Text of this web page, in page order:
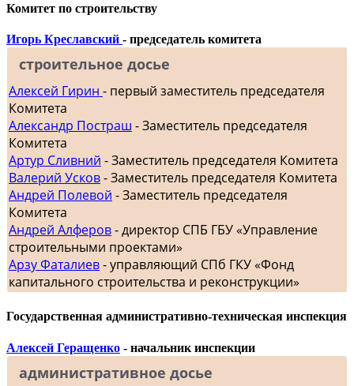
Комитет по строительству
Игорь Креславский - председатель комитета
строительное досье
Алексей Гирин - первый заместитель председателя
Комитета
Александр Постраш - Заместитель председателя
Комитета
Артур Сливний - Заместитель председателя Комитета
Валерий Усков- Заместитель председателя Комитета
Андрей Полевой - Заместитель председателя
Комитета
Андрей Алферов- директор СПБ ГБУ «Управление
строительными проектами»
Арзу Фаталиев- управляющий СПб ГКУ «Фонд
капитального строительства и реконструкции»
Государственная административно-техническая инспекция
Алексей Геращенко - начальник инспекции
административное досье